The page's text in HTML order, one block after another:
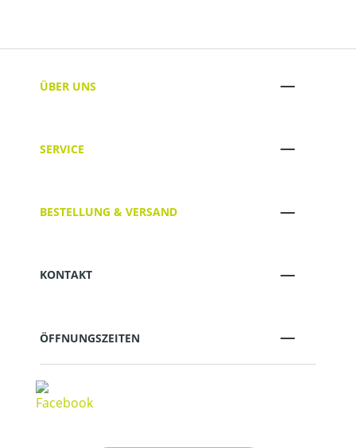
ÜBER UNS
SERVICE
BESTELLUNG & VERSAND
KONTAKT
ÖFFNUNGSZEITEN